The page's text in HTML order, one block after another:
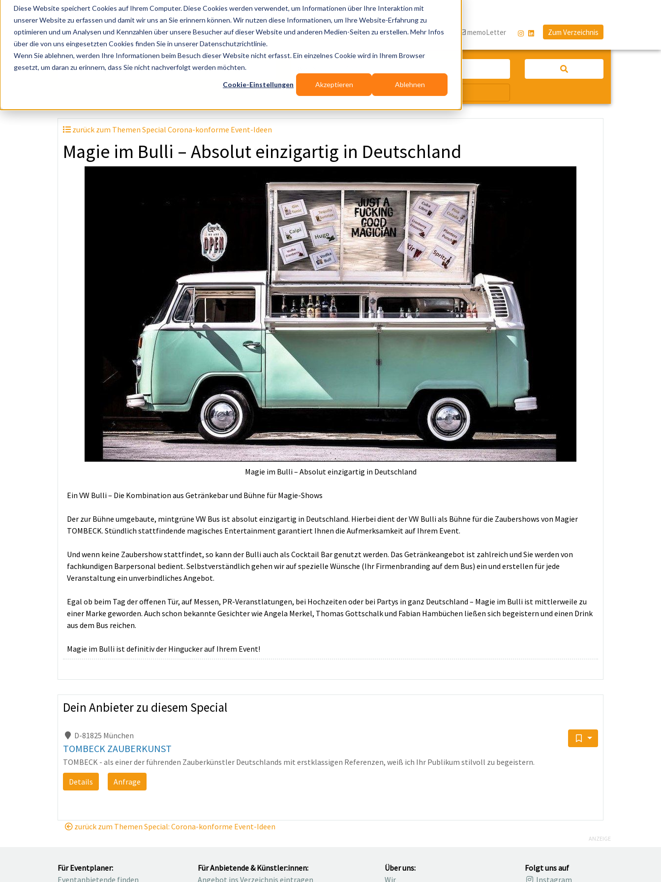
Diese Website speichert Cookies auf Ihrem Computer. Diese Cookies werden verwendet, um Informationen über Ihre Interaktion mit
unserer Website zu erfassen und damit wir uns an Sie erinnern können. Wir nutzen diese Informationen, um Ihre Website-Erfahrung zu
optimieren und um Analysen und Kennzahlen über unsere Besucher auf dieser Website und anderen Medien-Seiten zu erstellen. Mehr Infos
über die von uns eingesetzten Cookies finden Sie in unserer Datenschutzrichtlinie.
Wenn Sie ablehnen, werden Ihre Informationen beim Besuch dieser Website nicht erfasst. Ein einzelnes Cookie wird in Ihrem Browser
gesetzt, um daran zu erinnern, dass Sie nicht nachverfolgt werden möchten.
Cookie-Einstellungen Akzeptieren Ablehnen
zurück zum Themen Special Corona-konforme Event-Ideen
Magie im Bulli – Absolut einzigartig in Deutschland
Magie im Bulli – Absolut einzigartig in Deutschland
Ein VW Bulli – Die Kombination aus Getränkebar und Bühne für Magie-Shows
Der zur Bühne umgebaute, mintgrüne VW Bus ist absolut einzigartig in Deutschland. Hierbei dient der VW Bulli als Bühne für die Zaubershows von Magier
TOMBECK. Stündlich stattfindende magisches Entertainment garantiert Ihnen die Aufmerksamkeit auf Ihrem Event.
Und wenn keine Zaubershow stattfindet, so kann der Bulli auch als Cocktail Bar genutzt werden. Das Getränkeangebot ist zahlreich und Sie werden von
fachkundigen Barpersonal bedient. Selbstverständlich gehen wir auf spezielle Wünsche (Ihr Firmenbranding auf dem Bus) ein und erstellen für jede
Veranstaltung ein unverbindliches Angebot.
Egal ob beim Tag der offenen Tür, auf Messen, PR-Veranstlatungen, bei Hochzeiten oder bei Partys in ganz Deutschland – Magie im Bulli ist mittlerweile zu
einer Marke geworden. Auch schon bekannte Gesichter wie Angela Merkel, Thomas Gottschalk und Fabian Hambüchen ließen sich begeistern und einen Drink
aus dem Bus reichen.
Magie im Bulli ist definitiv der Hingucker auf Ihrem Event!
Dein Anbieter zu diesem Special
D-81825 München
TOMBECK ZAUBERKUNST
TOMBECK - als einer der führenden Zauberkünstler Deutschlands mit erstklassigen Referenzen, weiß ich Ihr Publikum stilvoll zu begeistern.
Details
Anfrage
zurück zum Themen Special: Corona-konforme Event-Ideen
Publikationen Branchen-Infos Services Blog memoLetter Zum Verzeichnis
Künstler, Zelte, Bands, Catering, ...
Wir suchen für Dich
ANZEIGE
Für Eventplaner:
Eventanbietende finden
Für Anbietende & Künstler:innen:
Angebot ins Verzeichnis eintragen
Über uns:
Wir
Folgt uns auf
Instagram